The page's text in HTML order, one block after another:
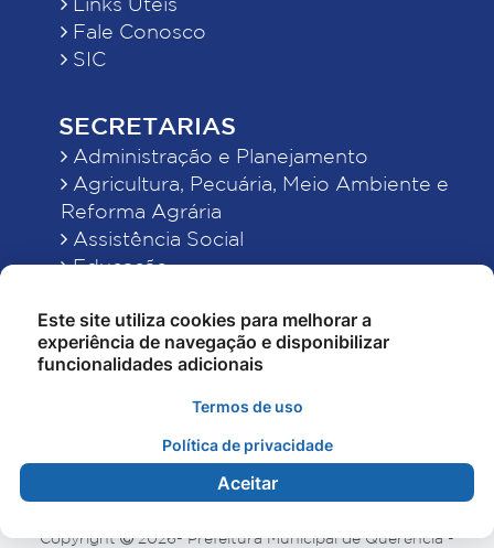
Fale Conosco
SIC
SECRETARIAS
Administração e Planejamento
Agricultura, Pecuária, Meio Ambiente e
Reforma Agrária
Assistência Social
Educação
Finanças
Indústria, Comércio, Turismo, Ciência e
Tecnologia
Obras Públicas, Estradas e Rodagens
Saúde
Copyright
2026- Prefeitura Municipal de Querência -
Este site utiliza cookies para melhorar a
experiência de navegação e disponibilizar
funcionalidades adicionais
Termos de uso
Política de privacidade
Aceitar